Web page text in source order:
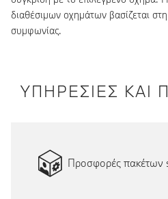
διαθέσιμων οχημάτων βασίζεται
συμφωνίας.
ΥΠΗΡΕΣΙΕΣ ΚΑΙ
Προσφορές πακέτων